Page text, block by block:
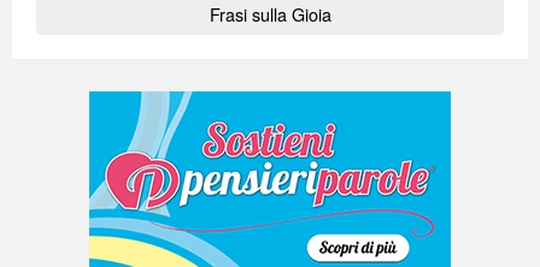
Frasi sulla Gioia